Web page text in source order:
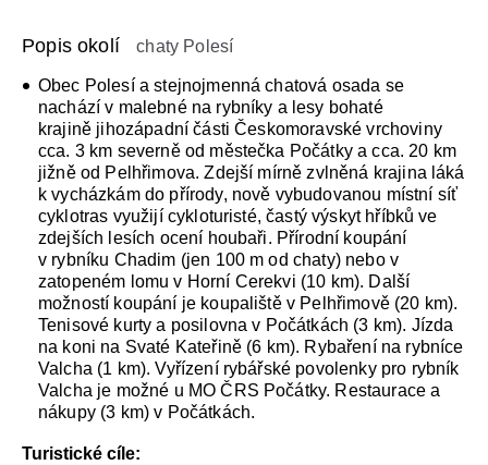
Popis okolí chaty Polesí
Obec Polesí a stejnojmenná chatová osada se
nachází v malebné na rybníky a lesy bohaté
krajině jihozápadní části Českomoravské vrchoviny
cca. 3 km severně od městečka Počátky a cca. 20 km
jižně od Pelhřimova. Zdejší mírně zvlněná krajina láká
k vycházkám do přírody, nově vybudovanou místní síť
cyklotras využijí cykloturisté, častý výskyt hříbků ve
zdejších lesích ocení houbaři. Přírodní koupání
v rybníku Chadim (jen 100 m od chaty) nebo v
zatopeném lomu v Horní Cerekvi (10 km). Další
možností koupání je koupaliště v Pelhřimově (20 km).
Tenisové kurty a posilovna v Počátkách (3 km). Jízda
na koni na Svaté Kateřině (6 km). Rybaření na rybníce
Valcha (1 km). Vyřízení rybářské povolenky pro rybník
Valcha je možné u MO ČRS Počátky. Restaurace a
nákupy (3 km) v Počátkách.
Turistické cíle: